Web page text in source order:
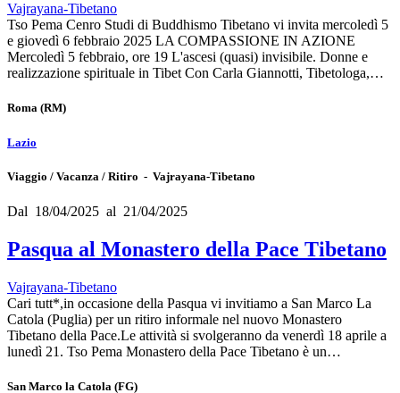
Vajrayana-Tibetano
Tso Pema Cenro Studi di Buddhismo Tibetano vi invita mercoledì 5
e giovedì 6 febbraio 2025 LA COMPASSIONE IN AZIONE
Mercoledì 5 febbraio, ore 19 L'ascesi (quasi) invisibile. Donne e
realizzazione spirituale in Tibet Con Carla Giannotti, Tibetologa,…
Roma (RM)
Lazio
Viaggio / Vacanza / Ritiro - Vajrayana-Tibetano
Dal 18/04/2025 al 21/04/2025
Pasqua al Monastero della Pace Tibetano
Vajrayana-Tibetano
Cari tutt*,in occasione della Pasqua vi invitiamo a San Marco La
Catola (Puglia) per un ritiro informale nel nuovo Monastero
Tibetano della Pace.Le attività si svolgeranno da venerdì 18 aprile a
lunedì 21. Tso Pema Monastero della Pace Tibetano è un…
San Marco la Catola (FG)